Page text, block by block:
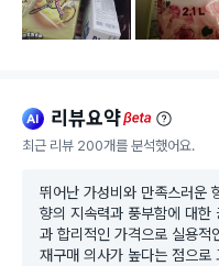
ai 리뷰요약beta
최근 리뷰 200개를 분석했어요.
뛰어난 가성비와 만족스러운
향의 지속력과 풍부함에 대한
과 합리적인 가격으로 실용적
재구매 의사가 높다는 점으로